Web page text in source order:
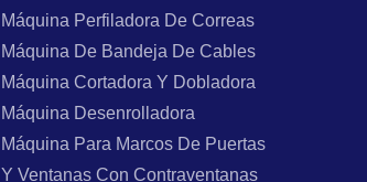
Máquina Perfiladora De Correas
Máquina De Bandeja De Cables
Máquina Cortadora Y Dobladora
Máquina Desenrolladora
Máquina Para Marcos De Puertas
Y Ventanas Con Contraventanas